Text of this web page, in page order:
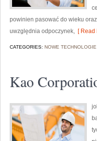
powinien pasować do wieku
uwzględnia odpoczynek, [ Read
CATEGORIES: NOWE TECHNOLOGIE
Kao